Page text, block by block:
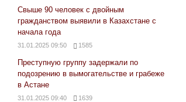
Свыше 90 человек с двойным
гражданством выявили в Казахстане с
начала года
31.01.2025 09:50 1585
Преступную группу задержали по
подозрению в вымогательстве и грабеже
в Астане
31.01.2025 09:40 1639